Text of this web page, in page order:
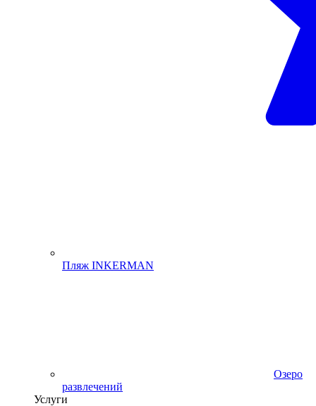
Пляж INKERMAN
Озеро
развлечений
Услуги